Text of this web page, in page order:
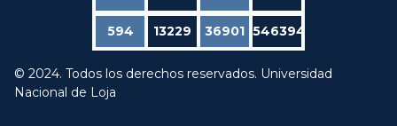
594 13229 36901 546394
© 2024. Todos los derechos reservados. Universidad
Nacional de Loja